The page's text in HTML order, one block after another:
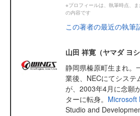
※プロフィールは、執筆時点、
の内容です
この著者の最近の執筆
山田 祥寛（ヤマダ ヨシ
静岡県榛原町生まれ。
業後、NECにてシステ
が、2003年4月に念願
ターに転身。 Microsoft
Studio and